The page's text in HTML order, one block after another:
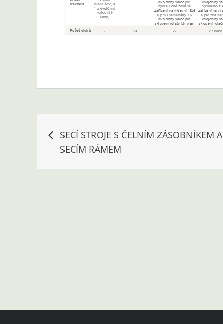
Navigace
pro
SECÍ STROJE S ČELNÍM ZÁSOBNÍKEM A
SECÍM RÁMEM